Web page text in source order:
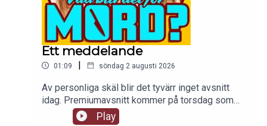
Ett meddelande
01:09 | söndag 2 augusti 2026
Av personliga skäl blir det tyvärr inget avsnitt
idag. Premiumavsnitt kommer på torsdag som
planerat.
Play